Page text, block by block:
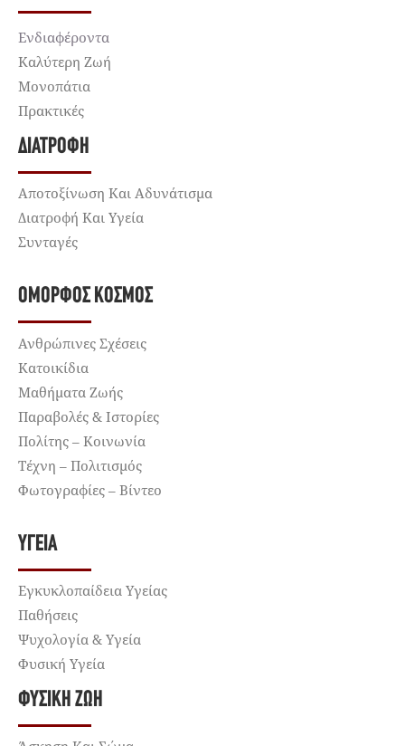
Ενδιαφέροντα
Καλύτερη Ζωή
Μονοπάτια
Πρακτικές
ΔΙΑΤΡΟΦΉ
Αποτοξίνωση Και Αδυνάτισμα
Διατροφή Και Υγεία
Συνταγές
ΌΜΟΡΦΟΣ ΚΌΣΜΟΣ
Ανθρώπινες Σχέσεις
Κατοικίδια
Μαθήματα Ζωής
Παραβολές & Ιστορίες
Πολίτης – Κοινωνία
Τέχνη – Πολιτισμός
Φωτογραφίες – Βίντεο
ΥΓΕΊΑ
Εγκυκλοπαίδεια Υγείας
Παθήσεις
Ψυχολογία & Υγεία
Φυσική Υγεία
ΦΥΣΙΚΉ ΖΩΉ